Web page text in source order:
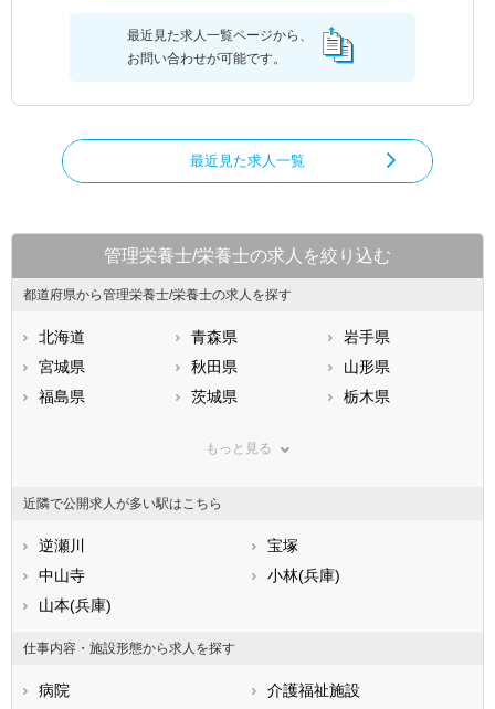
最近見た求人一覧ページから、
お問い合わせが可能です。
最近見た求人一覧
管理栄養士/栄養士の求人を絞り込む
都道府県から管理栄養士/栄養士の求人を探す
北海道 青森県
岩手県
宮城県
秋田県
山形県
福島県
茨城県
栃木県
神奈川県
石川県
福井県
静岡県
滋賀県
兵庫県
香川県
高知県
もっと見る
近隣で公開求人が多い駅はこちら
逆瀬川
宝塚
中山寺
小林(兵庫)
山本(兵庫)
仕事内容・施設形態から求人を探す
病院
介護福祉施設